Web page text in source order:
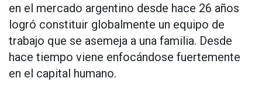
en el mercado argentino desde hace 26 años
logró constituir globalmente un equipo de
trabajo que se asemeja a una familia. Desde
hace tiempo viene enfocándose fuertemente
en el capital humano.